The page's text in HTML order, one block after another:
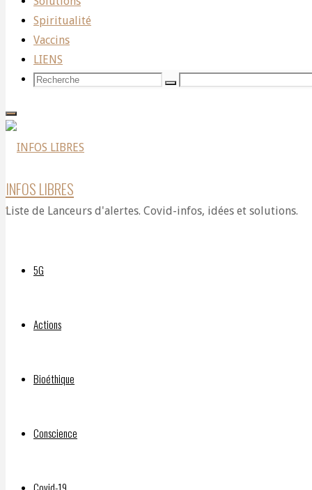
Spiritualité
Vaccins
LIENS
Recherche
Recherche
Recherche
INFOS LIBRES
Liste de Lanceurs d'alertes. Covid-infos, idées et solutions.
5G
Actions
Bioéthique
Conscience
Regarding
Smart
Meters
Being